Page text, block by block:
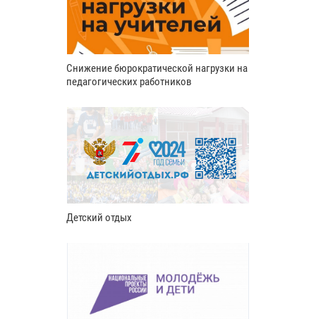
Снижение бюрократической нагрузки на
педагогических работников
Детский отдых